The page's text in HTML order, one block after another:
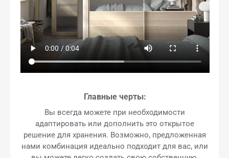
Главные черты:
Вы всегда можете при необходимости
адаптировать или дополнить это открытое
решение для хранения. Возможно, предложенная
нами комбинация идеально подходит для вас, или